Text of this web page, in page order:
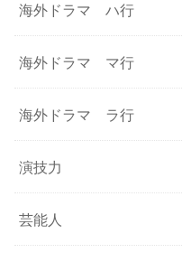
海外ドラマ ハ行
海外ドラマ マ行
海外ドラマ ラ行
演技力
芸能人